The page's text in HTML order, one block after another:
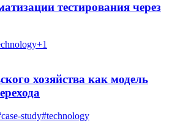
тестирования через
+1
хозяйства как модель
case-study#technology